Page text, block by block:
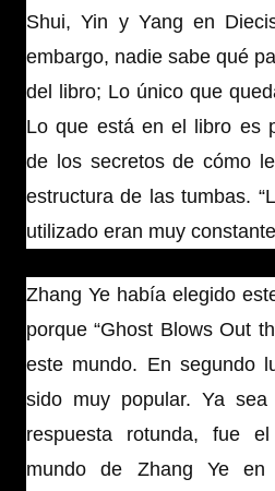
Shui, Yin y Yang en
embargo, nadie sabe qué
del libro; Lo único que
Lo que está en el libro es
de los secretos de cómo
estructura de las tumbas.
utilizado eran muy
Zhang Ye había elegido
porque “Ghost Blows Out
este mundo. En segundo
sido muy popular. Ya
respuesta rotunda, fue
mundo de Zhang Ye